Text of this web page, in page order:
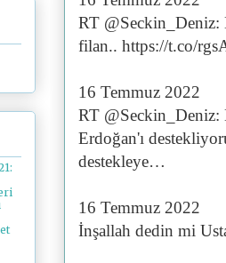
RT @Seckin_Deniz:
filan.. https://t.co/
16 Temmuz 2022
RT
Erdoğan'ı
destekleye…
16 Temmuz 2022
İnşallah dedin mi